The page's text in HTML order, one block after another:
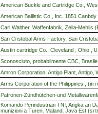
American Buckle and Cartridge Co.,
American Ballistic Co., Inc. 1851
Carl Walther, Waffenfabrik, Zella-Mehlis
San Cristobal Arms Factory, San
Austin cartridge Co., Cleveland , Ohio ,
Sconosciuto, probabilmente CBC, Brasile
Amron Corporation, Antigo Plant, Antigo,
Arms Corporation of the Philippines , (in
Patronen-Zündhütchen-und
Komando Perindustrian TNI, Angka an
munizioni a Turen, Maland, Java Est (si